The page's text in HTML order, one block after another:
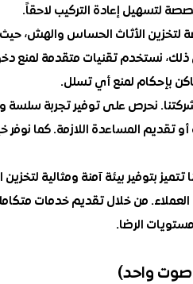
لتسهيل إعادة التركيب لاحقاً.
لتخزين الأثاث الحساس والهش،
ذلك، نستخدم تقنيات متقدمة لمنع
بإحكام لمنع أي تسلل.
نحرص على توفير تجربة سلسة
تقديم المساعدة اللازمة. كما نوفر
بتوفير بيئة آمنة ومثالية
من خلال تقديم خدمات متكاملة
الرضا.